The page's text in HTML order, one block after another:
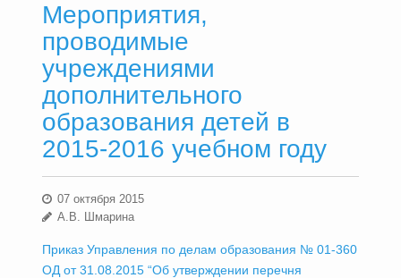
Мероприятия,
проводимые
учреждениями
дополнительного
образования детей в
2015-2016 учебном году
07 октября 2015
А.В. Шмарина
Приказ Управления по делам образования № 01-360
ОД от 31.08.2015 “Об утверждении перечня